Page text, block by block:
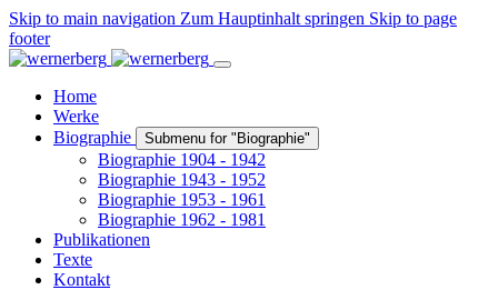
Skip to main navigation Zum Hauptinhalt springen Skip to page
footer
Home
Werke
Biographie
Submenu for "Biographie"
Biographie 1904 - 1942
Biographie 1943 - 1952
Biographie 1953 - 1961
Biographie 1962 - 1981
Publikationen
Texte
Kontakt